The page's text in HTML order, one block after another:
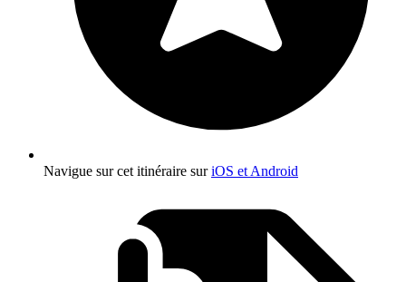
Navigue sur cet itinéraire suriOS et Android